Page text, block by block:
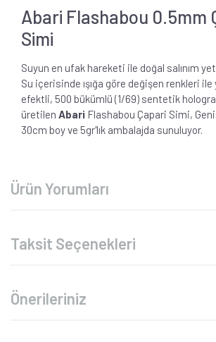
Abari Flashabou 0.5mm
Simi
Suyun en ufak hareketi ile doğal salınım
Su içerisinde ışığa göre değişen renkleri
efektli, 500 bükümlü (1/69) sentetik
üretilen Abari Flashabou Çapari Simi,
30cm boy ve 5gr'lık ambalajda sunuluyor.
Ürün Yorumları
Taksit Seçenekleri
Önerileriniz